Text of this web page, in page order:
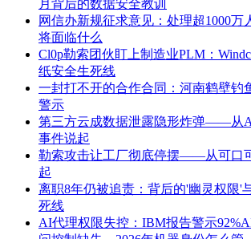
月背后的数据安全教训
网信办新规征求意见：处理超1000万
将面临什么
Cl0p勒索团伙盯上制造业PLM：
纸安全生死线
一封打不开的合作合同：河南鹤壁钓
警示
第三方云成数据泄露隐形炸弹——从
事件说起
勒索攻击让工厂彻底停摆——从可口
起
离职8年仍被追责：背后的'幽灵权限'
死线
AI代理权限失控：IBM报告警示